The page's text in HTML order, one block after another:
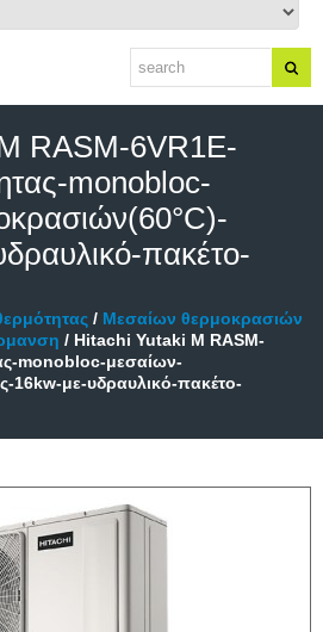
RASM-6VR1E-
monobloc-
πακέτο-
/ Μεσαίων θερμοκρασιών
/ Hitachi Yutaki M RASM-
monobloc-μεσαίων-
16kw-με-υδραυλικό-πακέτο-